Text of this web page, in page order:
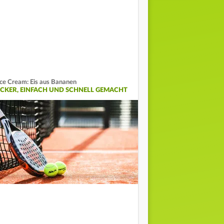
Cream: Eis aus Bananen
EINFACH UND SCHNELL GEMACHT